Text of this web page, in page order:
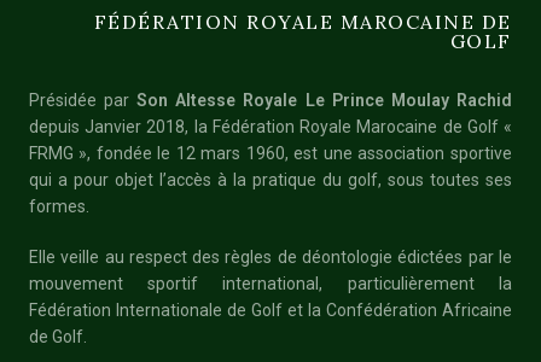
FÉDÉRATION ROYALE MAROCAINE DE
GOLF
Présidée parSon Altesse Royale Le Prince Moulay Rachid
depuis Janvier 2018, la Fédération Royale Marocaine de Golf «
FRMG », fondée le 12 mars 1960, est une association sportive
qui a pour objet l’accès à la pratique du golf, sous toutes ses
formes.
Elle veille au respect des règles de déontologie édictées par le
mouvement sportif international, particulièrement la
Fédération Internationale de Golf et la Confédération Africaine
de Golf.